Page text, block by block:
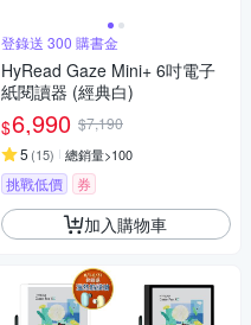
登錄送 300 購書金
HyRead Gaze Mini+ 6吋電子
紙閱讀器 (經典白)
$6,990 $7,190
5 (15) 總銷量>100
挑戰低價 券
加入購物車